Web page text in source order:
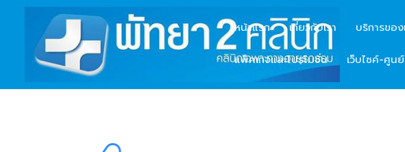
หน้าแรก เกี่ยวกับเรา บริการของ
แพ็คเกจและโปรโมชั่น เว็บไซค์-ศูน